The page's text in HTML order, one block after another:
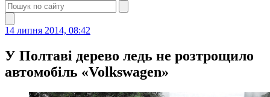
14 липня 2014, 08:42
У Полтаві дерево ледь не розтрощило
автомобіль «Volkswagen»